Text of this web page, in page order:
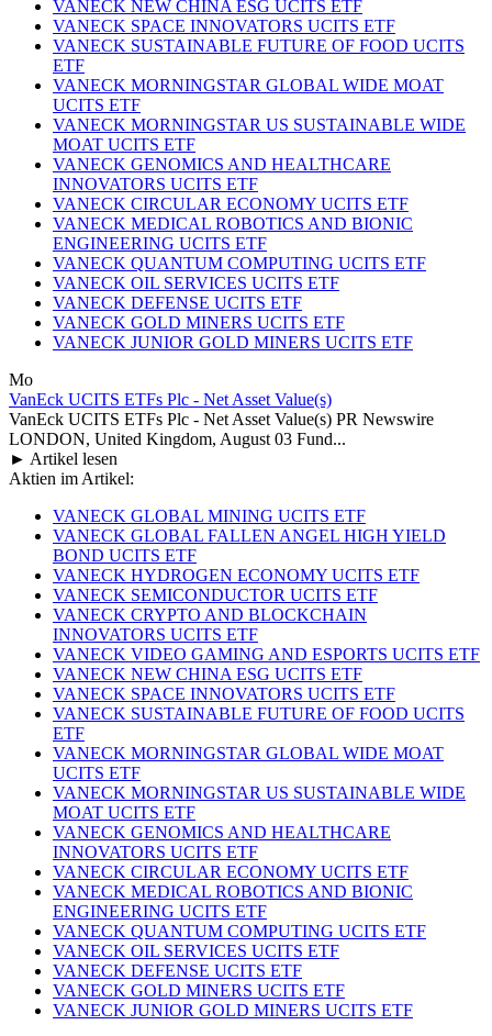
VANECK NEW CHINA ESG UCITS ETF
VANECK SPACE INNOVATORS UCITS ETF
VANECK SUSTAINABLE FUTURE OF FOOD UCITS
ETF
VANECK MORNINGSTAR GLOBAL WIDE MOAT
UCITS ETF
VANECK MORNINGSTAR US SUSTAINABLE WIDE
MOAT UCITS ETF
VANECK GENOMICS AND HEALTHCARE
INNOVATORS UCITS ETF
VANECK CIRCULAR ECONOMY UCITS ETF
VANECK MEDICAL ROBOTICS AND BIONIC
ENGINEERING UCITS ETF
VANECK QUANTUM COMPUTING UCITS ETF
VANECK OIL SERVICES UCITS ETF
VANECK DEFENSE UCITS ETF
VANECK GOLD MINERS UCITS ETF
VANECK JUNIOR GOLD MINERS UCITS ETF
Mo
VanEck UCITS ETFs Plc - Net Asset Value(s)
VanEck UCITS ETFs Plc - Net Asset Value(s) PR Newswire
LONDON, United Kingdom, August 03 Fund...
► Artikel lesen
Aktien im Artikel:
VANECK GLOBAL MINING UCITS ETF
VANECK GLOBAL FALLEN ANGEL HIGH YIELD
BOND UCITS ETF
VANECK HYDROGEN ECONOMY UCITS ETF
VANECK SEMICONDUCTOR UCITS ETF
VANECK CRYPTO AND BLOCKCHAIN
INNOVATORS UCITS ETF
VANECK VIDEO GAMING AND ESPORTS UCITS ETF
VANECK NEW CHINA ESG UCITS ETF
VANECK SPACE INNOVATORS UCITS ETF
VANECK SUSTAINABLE FUTURE OF FOOD UCITS
ETF
VANECK MORNINGSTAR GLOBAL WIDE MOAT
UCITS ETF
VANECK MORNINGSTAR US SUSTAINABLE WIDE
MOAT UCITS ETF
VANECK GENOMICS AND HEALTHCARE
INNOVATORS UCITS ETF
VANECK CIRCULAR ECONOMY UCITS ETF
VANECK MEDICAL ROBOTICS AND BIONIC
ENGINEERING UCITS ETF
VANECK QUANTUM COMPUTING UCITS ETF
VANECK OIL SERVICES UCITS ETF
VANECK DEFENSE UCITS ETF
VANECK GOLD MINERS UCITS ETF
VANECK JUNIOR GOLD MINERS UCITS ETF